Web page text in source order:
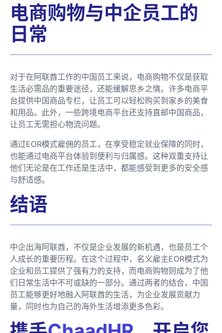
电商购物与中企员工的
日常
对于在阿联酋工作的中国员工来说，电商购物不仅是获取
生活必需品的重要途径，还能缓解思乡之情。许多电商平
台提供中国商品专栏，让员工可以轻松购买到家乡的美食
和用品。此外，一些跨境电商平台还支持直邮中国商品，
让员工无需担心物流问题。
通过EOR模式雇佣的员工，在享受稳定就业保障的同时，
也能通过电商平台体验到便利与归属感。这种双重支持让
他们无论是在工作还是生活中，都能感受到更多的安全感
与舒适感。
结语
中企出海阿联酋，不仅是企业发展的新机遇，也是员工个
人成长的重要历程。在这个过程中，名义雇主EOR模式为
企业和员工提供了强有力的支持，而电商购物则成为了他
们日常生活中不可或缺的一部分。通过两者的结合，中国
员工能够更好地融入阿联酋的生活，为企业发展贡献力
量，同时也为自己的海外生活增添更多色彩。